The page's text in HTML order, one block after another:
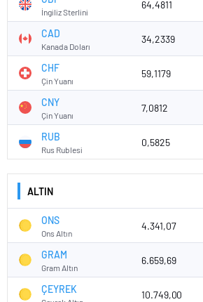
İngiliz Sterlini
64,4811
CAD
Kanada Doları
34,2339
CHF
Çin Yuanı
59,1179
CNY
Çin Yuanı
7,0812
RUB
Rus Rublesi
0,5825
ALTIN
ONS
Ons Altın
4.341,07
GRAM
Gram Altın
6.659,69
ÇEYREK 10.749,00